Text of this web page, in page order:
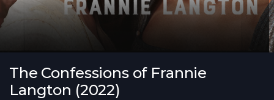
The Confessions of Frannie
Langton (2022)